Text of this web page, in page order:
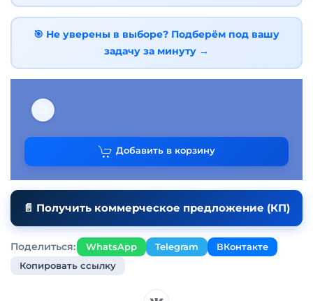
🎯 Не уверены в выборе? Подберём под вашу
задачу за минуту →
Добавить в корзину
📄 Получить коммерческое предложение (КП)
Поделиться: WhatsApp Telegram
ВКонтакте
Копировать ссылку